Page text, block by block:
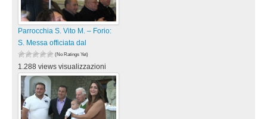
Parrocchia S. Vito M. – Forio:
S. Messa officiata dal
(No Ratings Yet)
1.288 views visualizzazioni